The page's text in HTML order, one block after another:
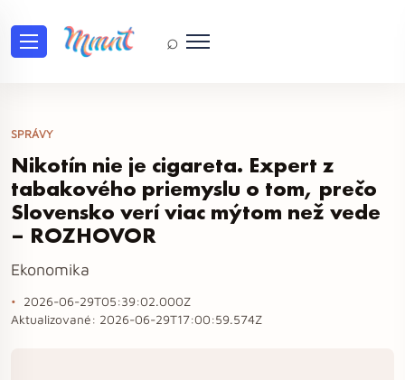
⌕
SPRÁVY
Nikotín nie je cigareta. Expert z
tabakového priemyslu o tom, prečo
Slovensko verí viac mýtom než vede
– ROZHOVOR
Ekonomika
2026-06-29T05:39:02.000Z
Aktualizované: 2026-06-29T17:00:59.574Z